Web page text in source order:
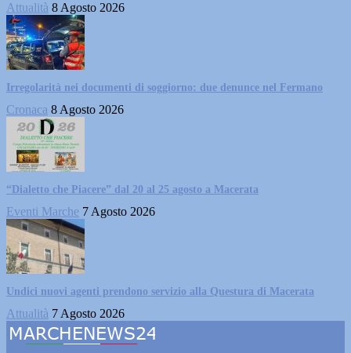
Attualità 8 Agosto 2026
Irregolarità nei documenti di soggiorno: due denunce nel Fermano
Cronaca 8 Agosto 2026
“Dialetto che Piacere” dal 20 al 25 agosto a Macerata
Eventi Marche 7 Agosto 2026
Undici nuovi agenti prendono servizio alla Questura di Macerata
Attualità 7 Agosto 2026